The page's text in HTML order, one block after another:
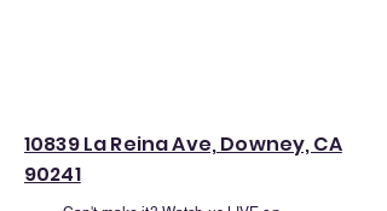
10839 La Reina Ave, Downey, CA
90241